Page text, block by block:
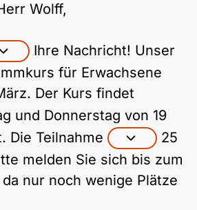
Wolff,
Ihre Nachricht! Unser
für Erwachsene
Der Kurs findet
und Donnerstag von 19
Die Teilnahme
25
melden Sie sich bis zum
nur noch wenige Plätze